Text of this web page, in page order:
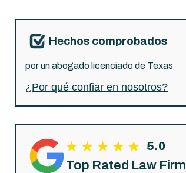
Hechos comprobados
por un abogado licenciado de Texas
¿Por qué confiar en nosotros?
5.0
Top Rated Law Firm